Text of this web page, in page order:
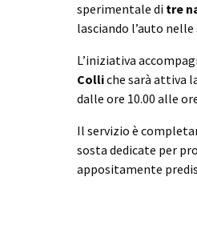
sperimentale di tre
lasciando l’auto
L’iniziativa
Colliche sarà attiva
dalle ore 10.00 alle
Il servizio è
sosta dedicate per
appositamente